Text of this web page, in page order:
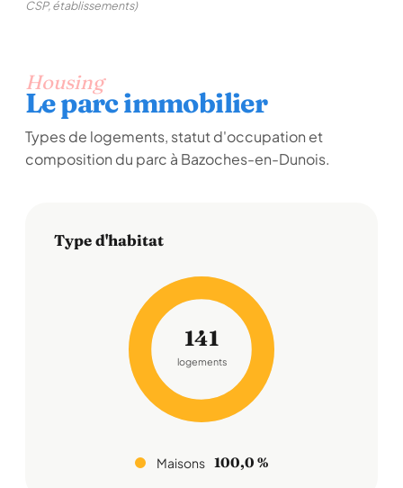
CSP, établissements)
Housing
Le parc immobilier
Types de logements, statut d'occupation et
composition du parc à Bazoches-en-Dunois.
Type d'habitat
141
logements
Maisons 100,0 %